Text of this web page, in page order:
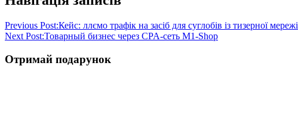
Previous Post:Кейс: ллємо трафік на засіб для суглобів із тизерної мережі
Next Post:Товарный бизнес через CPA-сеть M1-Shop
Отримай подарунок